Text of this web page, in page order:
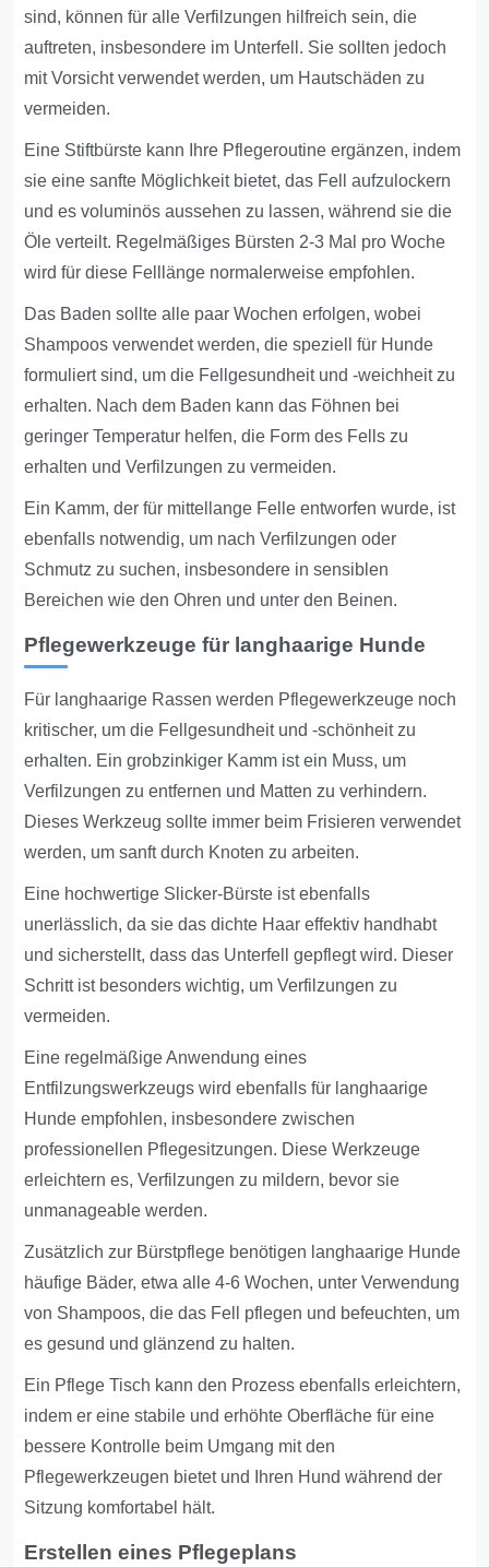
sind, können für alle Verfilzungen hilfreich sein, die
auftreten, insbesondere im Unterfell. Sie sollten jedoch
mit Vorsicht verwendet werden, um Hautschäden zu
vermeiden.
Eine Stiftbürste kann Ihre Pflegeroutine ergänzen, indem
sie eine sanfte Möglichkeit bietet, das Fell aufzulockern
und es voluminös aussehen zu lassen, während sie die
Öle verteilt. Regelmäßiges Bürsten 2-3 Mal pro Woche
wird für diese Felllänge normalerweise empfohlen.
Das Baden sollte alle paar Wochen erfolgen, wobei
Shampoos verwendet werden, die speziell für Hunde
formuliert sind, um die Fellgesundheit und -weichheit zu
erhalten. Nach dem Baden kann das Föhnen bei
geringer Temperatur helfen, die Form des Fells zu
erhalten und Verfilzungen zu vermeiden.
Ein Kamm, der für mittellange Felle entworfen wurde, ist
ebenfalls notwendig, um nach Verfilzungen oder
Schmutz zu suchen, insbesondere in sensiblen
Bereichen wie den Ohren und unter den Beinen.
Pflegewerkzeuge für langhaarige Hunde
Für langhaarige Rassen werden Pflegewerkzeuge noch
kritischer, um die Fellgesundheit und -schönheit zu
erhalten. Ein grobzinkiger Kamm ist ein Muss, um
Verfilzungen zu entfernen und Matten zu verhindern.
Dieses Werkzeug sollte immer beim Frisieren verwendet
werden, um sanft durch Knoten zu arbeiten.
Eine hochwertige Slicker-Bürste ist ebenfalls
unerlässlich, da sie das dichte Haar effektiv handhabt
und sicherstellt, dass das Unterfell gepflegt wird. Dieser
Schritt ist besonders wichtig, um Verfilzungen zu
vermeiden.
Eine regelmäßige Anwendung eines
Entfilzungswerkzeugs wird ebenfalls für langhaarige
Hunde empfohlen, insbesondere zwischen
professionellen Pflegesitzungen. Diese Werkzeuge
erleichtern es, Verfilzungen zu mildern, bevor sie
unmanageable werden.
Zusätzlich zur Bürstpflege benötigen langhaarige Hunde
häufige Bäder, etwa alle 4-6 Wochen, unter Verwendung
von Shampoos, die das Fell pflegen und befeuchten, um
es gesund und glänzend zu halten.
Ein Pflege Tisch kann den Prozess ebenfalls erleichtern,
indem er eine stabile und erhöhte Oberfläche für eine
bessere Kontrolle beim Umgang mit den
Pflegewerkzeugen bietet und Ihren Hund während der
Sitzung komfortabel hält.
Erstellen eines Pflegeplans